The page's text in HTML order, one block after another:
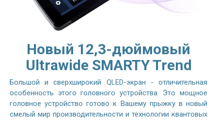
Новый 12,3-дюймовый
Ultrawide SMARTY Trend
Большой и сверхширокий QLED-экран - отличительная
особенность этого головного устройства. Это мощное
головное устройство готово к Вашему прыжку в новый
смелый мир производительности и технологии квантовых